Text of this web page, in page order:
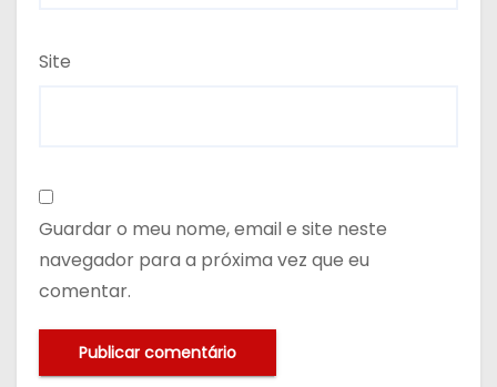
Site
Guardar o meu nome, email e site neste
navegador para a próxima vez que eu
comentar.